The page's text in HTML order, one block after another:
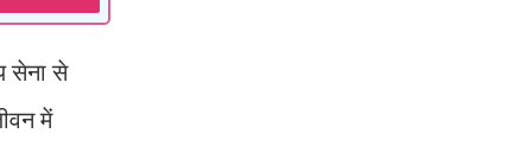
सेना से
में